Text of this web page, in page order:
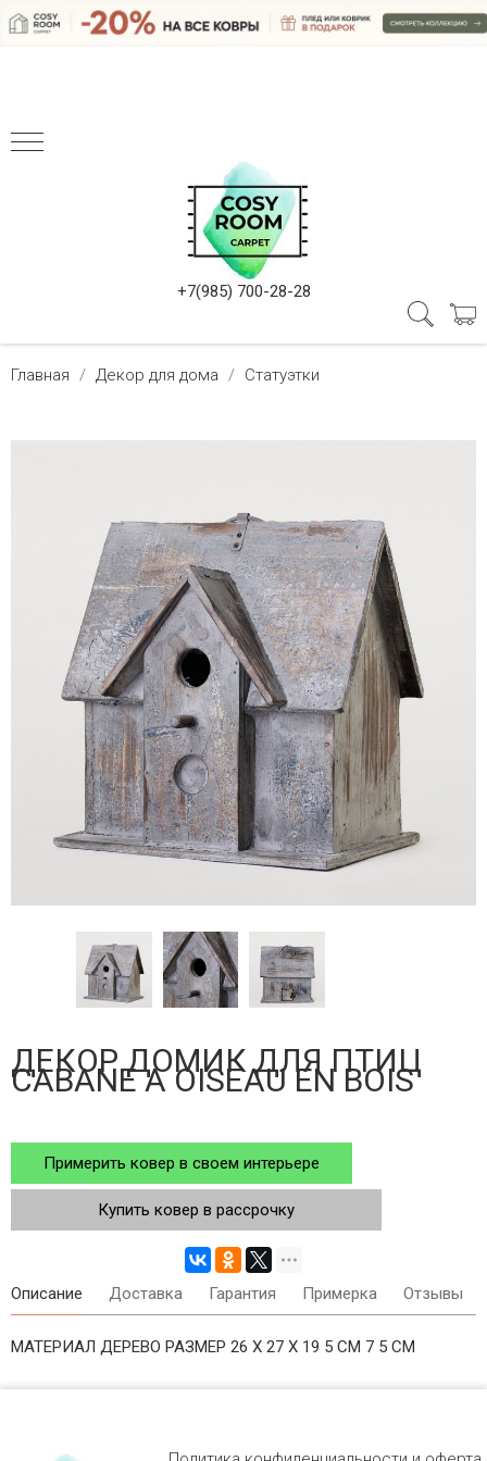
+7(985) 700-28-28
Главная Декор для дома Статуэтки
ДЕКОР ДОМИК ДЛЯ ПТИЦ
CABANE A OISEAU EN BOIS
Примерить ковер в своем интерьере
Купить ковер в рассрочку
Описание Доставка Гарантия Примерка Отзывы
МАТЕРИАЛ ДЕРЕВО РАЗМЕР 26 X 27 X 19 5 СМ 7 5 СМ